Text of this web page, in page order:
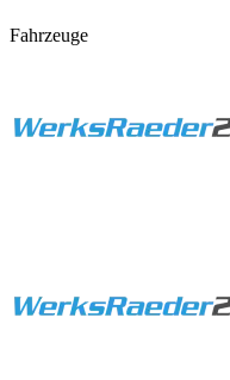
Fahrzeuge